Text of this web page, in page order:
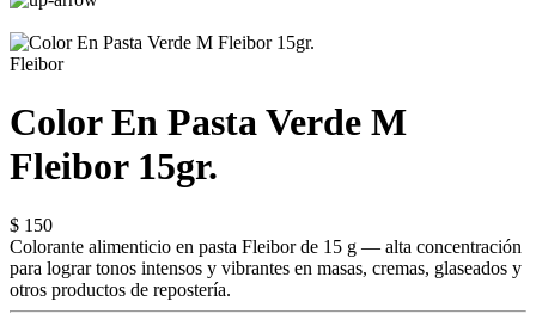
Fleibor
Color En Pasta Verde M
Fleibor 15gr.
$ 150
Colorante alimenticio en pasta Fleibor de 15 g — alta concentración
para lograr tonos intensos y vibrantes en masas, cremas, glaseados y
otros productos de repostería.